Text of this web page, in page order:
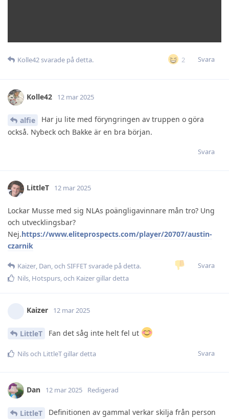
2 Svara
Kolle42svarade på detta.
Kolle42 12 mar 2025
alfie
Har ju lite med föryngringen av truppen o göra
också. Nybeck och Bakke är en bra början.
Svara
LittleT 12 mar 2025
Lockar Musse med sig NLAs poängligavinnare mån tro? Ung
och utvecklingsbar?
Nej.https://www.eliteprospects.com/player/20707/austin-
czarnik
Svara
Kaizer, Dan, och SIFFETsvarade på detta.
Nils, Hotspurs, och Kaizergillar detta
Kaizer 12 mar 2025
LittleT Fan det såg inte helt fel ut
Svara
Nilsoch LittleTgillar detta
Dan 12 mar 2025 Redigerad
LittleT
Definitionen av gammal verkar skilja från person